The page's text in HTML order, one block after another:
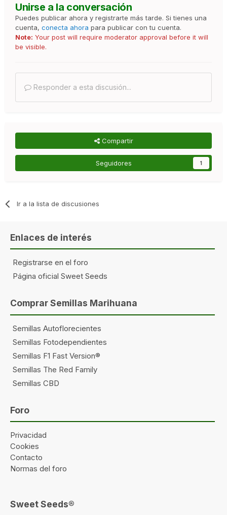
Unirse a la conversación
Puedes publicar ahora y registrarte más tarde. Si tienes una
cuenta, conecta ahora para publicar con tu cuenta.
Note: Your post will require moderator approval before it will
be visible.
Responder a esta discusión...
Compartir
Seguidores 1
Ir a la lista de discusiones
Enlaces de interés
Registrarse en el foro
Página oficial Sweet Seeds
Comprar Semillas Marihuana
Semillas Autoflorecientes
Semillas Fotodependientes
Semillas F1 Fast Version®
Semillas The Red Family
Semillas CBD
Foro
Privacidad
Cookies
Contacto
Normas del foro
Sweet Seeds®